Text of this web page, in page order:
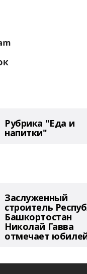
Рубрика "Еда и
напитки"
Заслуженный
строитель
Башкортостан
Николай Гавва
отмечает